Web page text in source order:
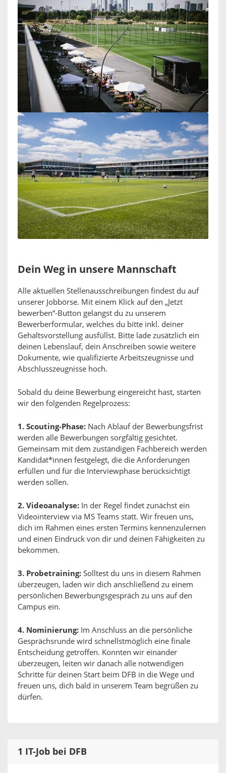
Dein Weg in unsere Mannschaft
Alle aktuellen Stellenausschreibungen findest du auf
unserer Jobbörse. Mit einem Klick auf den „Jetzt
bewerben“-Button gelangst du zu unserem
Bewerberformular, welches du bitte inkl. deiner
Gehaltsvorstellung ausfüllst. Bitte lade zusätzlich ein
deinen Lebenslauf, dein Anschreiben sowie weitere
Dokumente, wie qualifizierte Arbeitszeugnisse und
Abschlusszeugnisse hoch.
Sobald du deine Bewerbung eingereicht hast, starten
wir den folgenden Regelprozess:
1. Scouting-Phase: Nach Ablauf der Bewerbungsfrist
werden alle Bewerbungen sorgfältig gesichtet.
Gemeinsam mit dem zuständigen Fachbereich werden
Kandidat*innen festgelegt, die die Anforderungen
erfüllen und für die Interviewphase berücksichtigt
werden sollen.
2. Videoanalyse: In der Regel findet zunächst ein
Videointerview via MS Teams statt. Wir freuen uns,
dich im Rahmen eines ersten Termins kennenzulernen
und einen Eindruck von dir und deinen Fähigkeiten zu
bekommen.
3. Probetraining: Solltest du uns in diesem Rahmen
überzeugen, laden wir dich anschließend zu einem
persönlichen Bewerbungsgespräch zu uns auf den
Campus ein.
4. Nominierung: Im Anschluss an die persönliche
Gesprächsrunde wird schnellstmöglich eine finale
Entscheidung getroffen. Konnten wir einander
überzeugen, leiten wir danach alle notwendigen
Schritte für deinen Start beim DFB in die Wege und
freuen uns, dich bald in unserem Team begrüßen zu
dürfen.
1 IT-Job bei DFB